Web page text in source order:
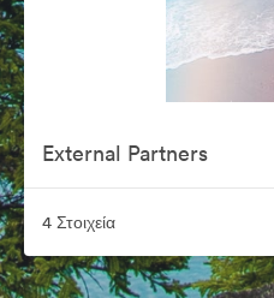
External Partners
4 Στοιχεία